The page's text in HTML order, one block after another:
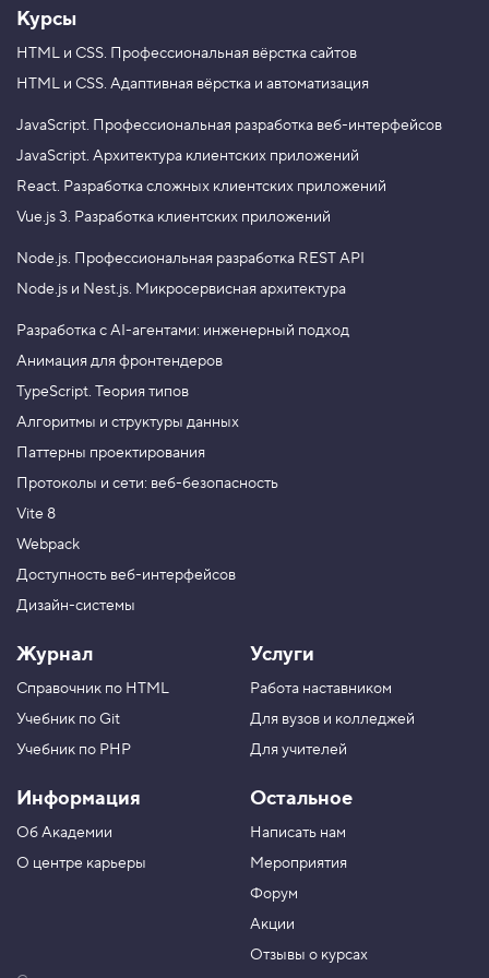
Курсы
HTML и CSS. Профессиональная вёрстка сайтов
HTML и CSS. Адаптивная вёрстка и автоматизация
JavaScript. Профессиональная разработка веб-интерфейсов
JavaScript. Архитектура клиентских приложений
React. Разработка сложных клиентских приложений
Vue.js 3. Разработка клиентских приложений
Node.js. Профессиональная разработка REST API
Node.js и Nest.js. Микросервисная архитектура
Разработка с AI-агентами: инженерный подход
Анимация для фронтендеров
TypeScript. Теория типов
Алгоритмы и структуры данных
Паттерны проектирования
Протоколы и сети: веб-безопасность
Vite 8
Webpack
Доступность веб-интерфейсов
Дизайн-системы
Журнал
Справочник по HTML
Учебник по Git
Учебник по PHP
Информация
Об Академии
О центре карьеры
Услуги
Работа наставником
Для вузов и колледжей
Для учителей
Остальное
Написать нам
Мероприятия
Форум
Акции
Отзывы о курсах